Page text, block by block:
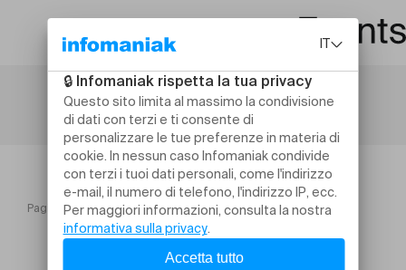
Pagina iniziale The Last Five Years